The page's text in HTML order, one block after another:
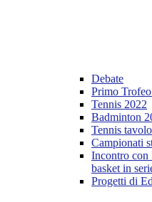
Debate
Primo
Tennis 2022
Badminton
Tennis
Campionati
Incontro con
basket in
Progetti di